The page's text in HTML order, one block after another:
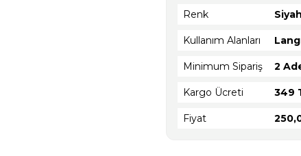
Renk Siyah
Kullanım Alanları
Minimum Sipariş 2
Kargo Ücreti 349
Fiyat